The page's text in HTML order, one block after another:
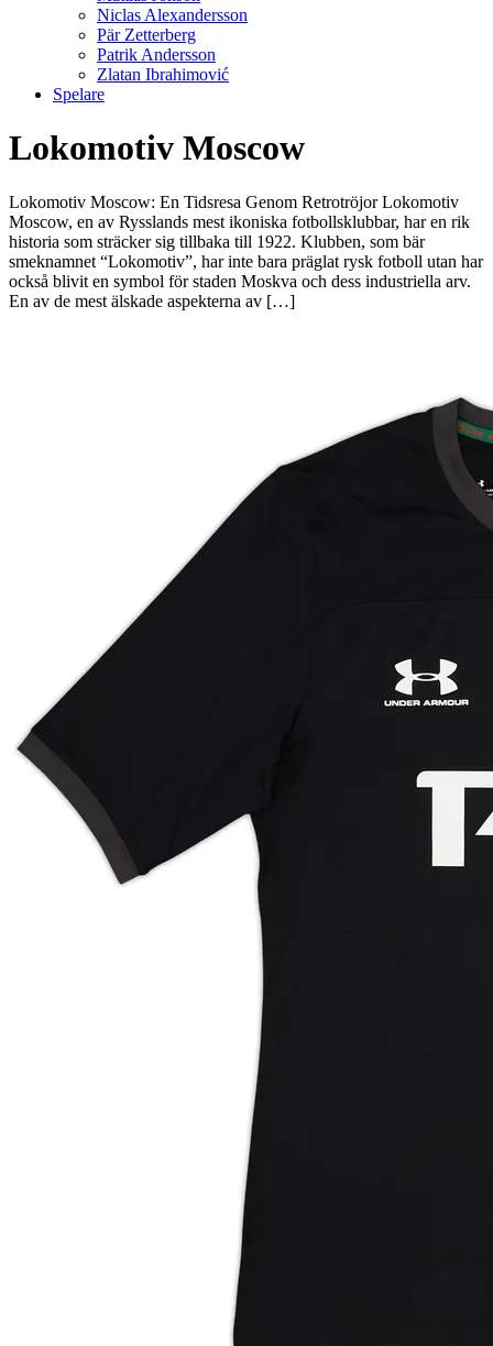
Niclas Alexandersson
Pär Zetterberg
Patrik Andersson
Zlatan Ibrahimović
Spelare
Lokomotiv Moscow
Lokomotiv Moscow: En Tidsresa Genom Retrotröjor Lokomotiv
Moscow, en av Rysslands mest ikoniska fotbollsklubbar, har en rik
historia som sträcker sig tillbaka till 1922. Klubben, som bär
smeknamnet “Lokomotiv”, har inte bara präglat rysk fotboll utan har
också blivit en symbol för staden Moskva och dess industriella arv.
En av de mest älskade aspekterna av […]